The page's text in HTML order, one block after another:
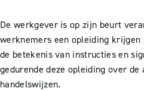
De werkgever is op zijn beurt
werknemers een opleiding
de betekenis van instructies en
gedurende deze opleiding over
handelswijzen.